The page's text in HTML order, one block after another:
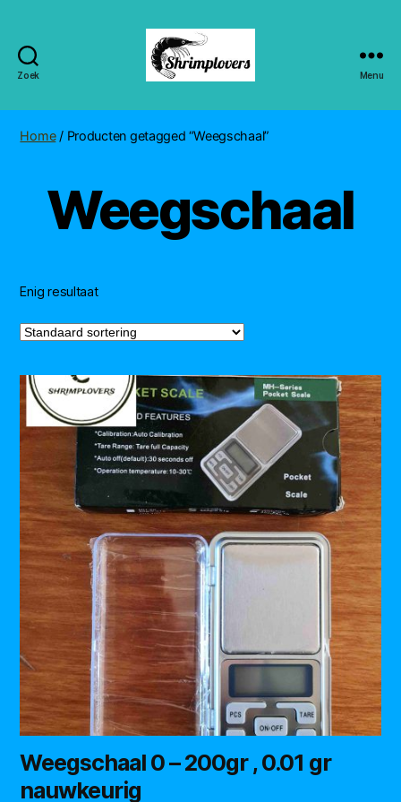
Zoek Menu
Home/ Producten getagged “Weegschaal”
Weegschaal
Enig resultaat
Weegschaal 0 – 200gr , 0.01 gr
nauwkeurig